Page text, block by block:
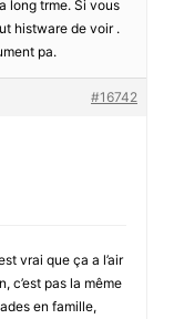
long trme. Si vous
histware de voir .
pa.
#16742
vrai que ça a l’air
c’est pas la même
en famille,